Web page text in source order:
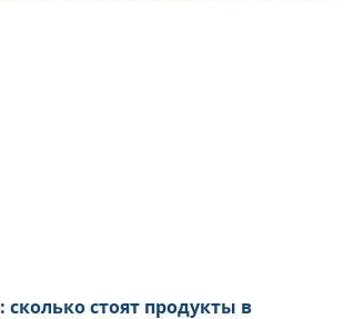
стоят продукты в